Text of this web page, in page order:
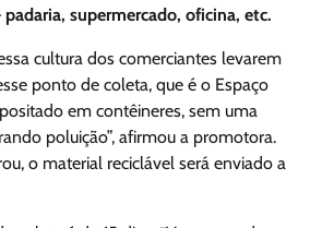
supermercado, oficina, etc.
cultura dos comerciantes levarem
ponto de coleta, que é o Espaço
em contêineres, sem uma
poluição”, afirmou a promotora.
o material reciclável será enviado a